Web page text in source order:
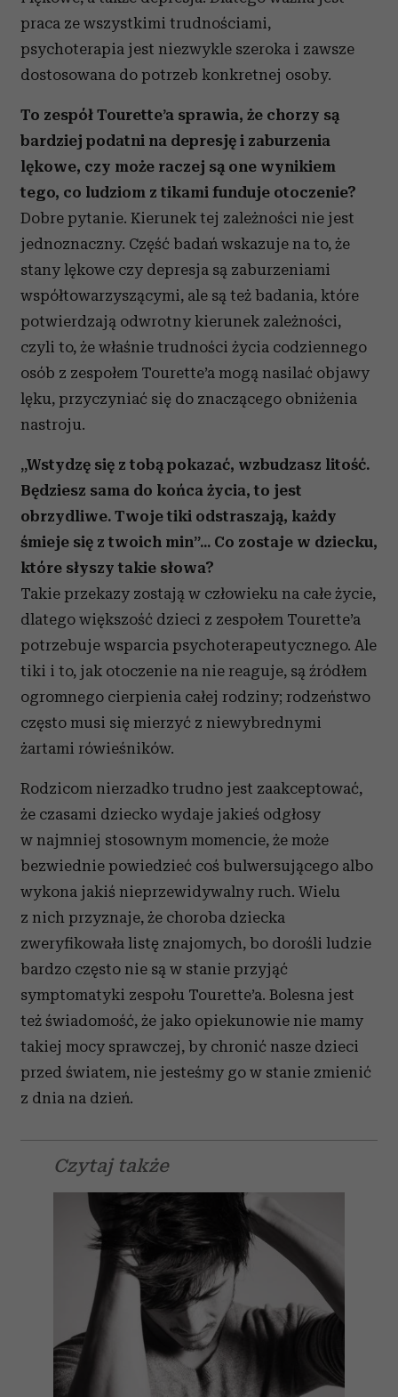
Partnerzy mogą połączyć te informacje z innymi danymi
otrzymanymi od Ciebie lub uzyskanymi podczas
praca ze wszystkimi trudnościami,
psychoterapia jest niezwykle szeroka i zawsze
dostosowana do potrzeb konkretnej osoby.
To zespół Tourette’a sprawia, że chorzy są
bardziej podatni na depresję i zaburzenia
lękowe, czy może raczej są one wynikiem
tego, co ludziom z tikami funduje otoczenie?
Dobre pytanie. Kierunek tej zależności nie jest
jednoznaczny. Część badań wskazuje na to, że
stany lękowe czy depresja są zaburzeniami
współtowarzyszącymi, ale są też badania, które
potwierdzają odwrotny kierunek zależności,
czyli to, że właśnie trudności życia codziennego
osób z zespołem Tourette’a mogą nasilać objawy
lęku, przyczyniać się do znaczącego obniżenia
nastroju.
„Wstydzę się z tobą pokazać, wzbudzasz litość.
Będziesz sama do końca życia, to jest
obrzydliwe. Twoje tiki odstraszają, każdy
śmieje się z twoich min”... Co zostaje w dziecku,
które słyszy takie słowa?
Takie przekazy zostają w człowieku na całe życie,
dlatego większość dzieci z zespołem Tourette’a
potrzebuje wsparcia psychoterapeutycznego. Ale
tiki i to, jak otoczenie na nie reaguje, są źródłem
ogromnego cierpienia całej rodziny; rodzeństwo
często musi się mierzyć z niewybrednymi
żartami rówieśników.
Rodzicom nierzadko trudno jest zaakceptować,
że czasami dziecko wydaje jakieś odgłosy
w najmniej stosownym momencie, że może
bezwiednie powiedzieć coś bulwersującego albo
wykona jakiś nieprzewidywalny ruch. Wielu
z nich przyznaje, że choroba dziecka
zweryfikowała listę znajomych, bo dorośli ludzie
bardzo często nie są w stanie przyjąć
symptomatyki zespołu Tourette’a. Bolesna jest
też świadomość, że jako opiekunowie nie mamy
takiej mocy sprawczej, by chronić nasze dzieci
przed światem, nie jesteśmy go w stanie zmienić
z dnia na dzień.
Czytaj także